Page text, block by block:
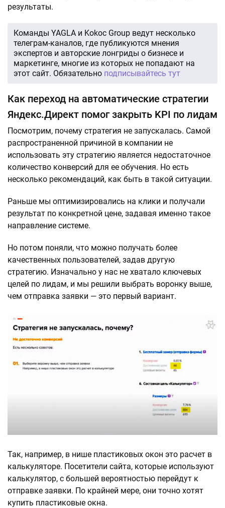
результаты.
Команды YAGLA и Kokoc Group ведут несколько
телеграм-каналов, где публикуются мнения
экспертов и авторские лонгриды о бизнесе и
маркетинге, многие из которых не попадают на
этот сайт. Обязательно подписывайтесь тут
Как переход на автоматические стратегии
Яндекс.Директ помог закрыть KPI по лидам
Посмотрим, почему стратегия не запускалась. Самой
распространенной причиной в компании не
использовать эту стратегию является недостаточное
количество конверсий для ее обучения. Но есть
несколько рекомендаций, как быть в такой ситуации.
Раньше мы оптимизировались на клики и получали
результат по конкретной цене, задавая именно такое
направление системе.
Но потом поняли, что можно получать более
качественных пользователей, задав другую
стратегию. Изначально у нас не хватало ключевых
целей по лидам, и мы решили выбрать воронку выше,
чем отправка заявки — это первый вариант.
Так, например, в нише пластиковых окон это расчет в
калькуляторе. Посетители сайта, которые используют
калькулятор, с большей вероятностью перейдут к
отправке заявки. По крайней мере, они точно хотят
купить пластиковые окна.